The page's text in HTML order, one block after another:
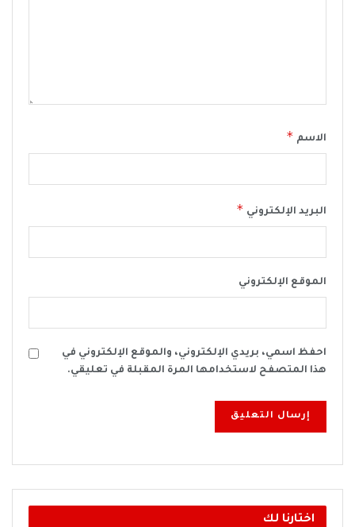
الاسم *
البريد الإلكتروني *
الموقع الإلكتروني
احفظ اسمي، بريدي الإلكتروني، والموقع الإلكتروني في
هذا المتصفح لاستخدامها المرة المقبلة في تعليقي.
اختارنا لك